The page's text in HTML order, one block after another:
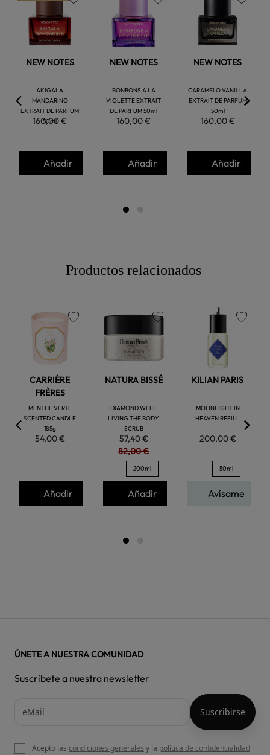
NEW NOTES
AKIGALA
MANDARINO
EXTRAIT DE PARFUM
50ml
160,00 €
Añadir
NEW NOTES
BONBONS A LA
VIOLETTE EXTRAIT
DE PARFUM 50ml
160,00 €
Añadir
NEW NOTES
CARAMELO VANILLA
EXTRAIT DE PARFUM
50ml
160,00 €
Añadir
Productos relacionados
CARRIÈRE
FRÈRES
MENTHE VERTE
SCENTED CANDLE
185g
54,00 €
Añadir
NATURA BISSÉ
DIAMOND WELL
LIVING THE BODY
SCRUB
57,40 €
82,00 €
200ml
Añadir
KILIAN PARIS
MOONLIGHT IN
HEAVEN REFILL
200,00 €
50ml
Avísame
ÚNETE A NUESTRA COMUNIDAD
Suscríbete a nuestra newsletter
Acepto las condiciones generales y la política de confidencialidad